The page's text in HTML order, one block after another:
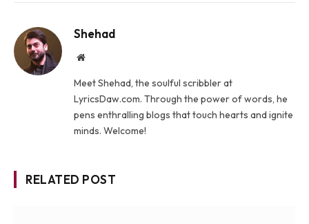
Shehad
Website
Meet Shehad, the soulful scribbler at
LyricsDaw.com. Through the power of words, he
pens enthralling blogs that touch hearts and ignite
minds. Welcome!
RELATED POST